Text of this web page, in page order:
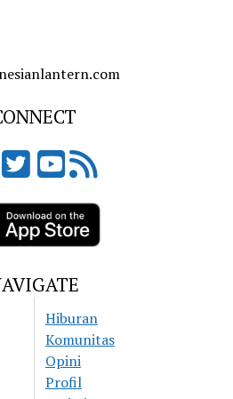
Hiburan
Komunitas
Opini
Profil